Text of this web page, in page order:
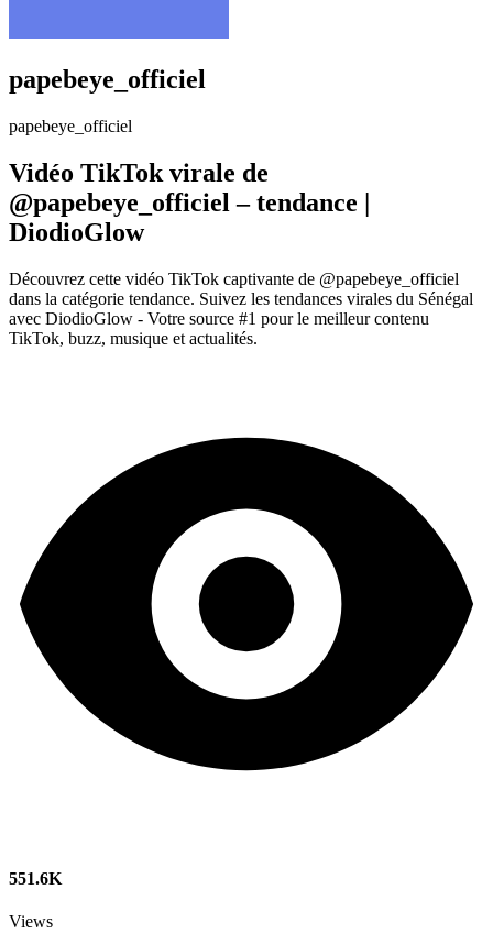
papebeye_officiel
papebeye_officiel
Vidéo TikTok virale de
@papebeye_officiel – tendance |
DiodioGlow
Découvrez cette vidéo TikTok captivante de @papebeye_officiel
dans la catégorie tendance. Suivez les tendances virales du Sénégal
avec DiodioGlow - Votre source #1 pour le meilleur contenu
TikTok, buzz, musique et actualités.
551.6K
Views